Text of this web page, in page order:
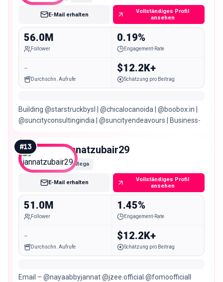
E-Mail erhalten
Vollständiges Profil
ansehen
56.0M
Follower
0.19%
Engagement-Rate
-
Durchschn. Aufrufe
$12.2K+
Schätzung pro Beitrag
Building @starstruckbysl | @chicalocanoida | @boobox.in |
@suncityconsultingindia | @suncityendeavours | Business-
#13 jannatzubair29
Mega
E-Mail erhalten
Vollständiges Profil
ansehen
51.0M
Follower
1.45%
Engagement-Rate
-
Durchschn. Aufrufe
$12.2K+
Schätzung pro Beitrag
Email – @nayaabbyjannat @jzee.official @fomoofficiall